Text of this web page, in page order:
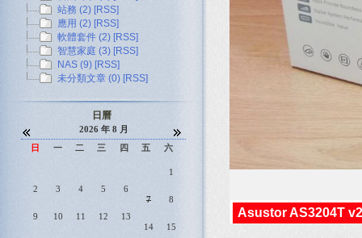
Asustor AS3204T
站務 (2) [RSS]
應用 (2) [RSS]
軟體套件 (2) [RSS]
智慧家庭 (3) [RSS]
NAS (9) [RSS]
未分類文章 (0) [RSS]
日曆
2026 年 8 月
日
一 二 三 四 五 六
1
2
3 4 5
6
7
8
9
10 11 12
13
14
15